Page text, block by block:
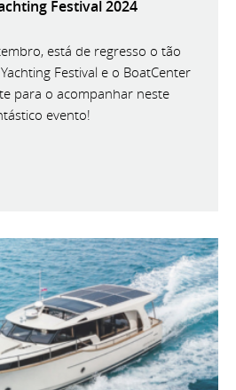
Festival 2024
está de regresso o tão
Festival e o BoatCenter
para o acompanhar neste
evento!